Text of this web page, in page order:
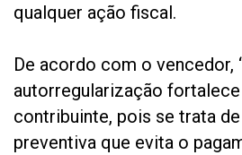
qualquer ação fiscal.
De acordo com o vencedor,
autorregularização
contribuinte, pois se trata
preventiva que evita o